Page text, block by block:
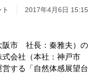
2017年4月6日 15:15
阪市 社長：秦雅夫）の
式会社（本社：神戸市
する「自然体感展望台